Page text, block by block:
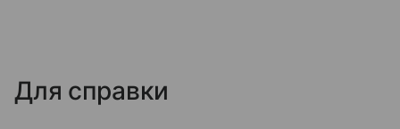
Для справки